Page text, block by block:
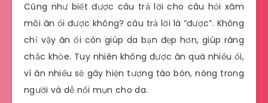
Cũng như biết được câu trả lời cho câu hỏi xăm
môi ăn ổi được không? câu trả lời là “được”. Không
chỉ vậy ăn ổi còn giúp da bạn đẹp hơn, giúp răng
chắc khỏe. Tuy nhiên không được ăn quá nhiều ổi,
vì ăn nhiều sẽ gây hiện tượng táo bón, nóng trong
người và dễ nổi mụn cho da.